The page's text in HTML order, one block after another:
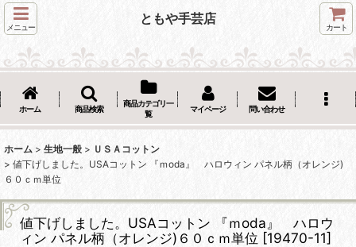
メニュー
ともや手芸店
カート
ホーム 商品検索
商品カテゴリ一
覧
マイページ 問い合わせ
ホーム > 生地一般 > ＵＳＡコットン
> 値下げしました。USAコットン 『ｍoda』 ハロウィン パネル柄（オレンジ)
６０ｃｍ単位
値下げしました。USAコットン 『ｍoda』 ハロウ
ィン パネル柄（オレンジ)６０ｃｍ単位 [19470-11]